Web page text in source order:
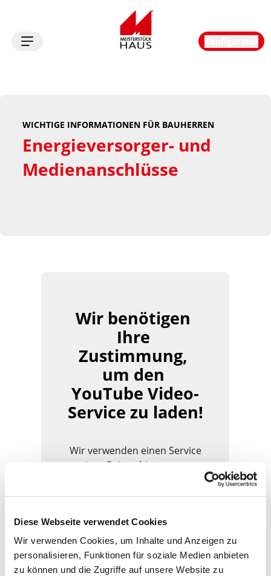
Diese Webseite verwendet Cookies
Wir verwenden Cookies, um Inhalte und Anzeigen zu
personalisieren, Funktionen für soziale Medien anbieten
zu können und die Zugriffe auf unsere Website zu
Energieversorger- und
Medienanschlüsse
WICHTIGE INFORMATIONEN FÜR BAUHERREN
Wir benötigen
Ihre
Zustimmung,
um den
YouTube Video-
Service zu laden!
Wir verwenden einen Service
eines Drittanbieters, um
Dieser Service kann Daten zu
Bitte lesen Sie die Details
durch und stimmen Sie der
Nutzung des Service zu, um
dieses Video anzusehen.